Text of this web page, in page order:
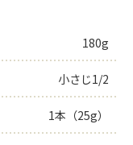
180g
小さじ1/2
1本（25g）